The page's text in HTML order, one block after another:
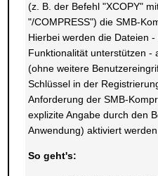
(z. B. der Befehl "XCOPY"
"/COMPRESS") die SMB-
Hierbei werden die Dateien
Funktionalität unterstützen -
(ohne weitere
Schlüssel in der
Anforderung der SMB-
explizite Angabe durch den
Anwendung) aktiviert werden.
So geht's: